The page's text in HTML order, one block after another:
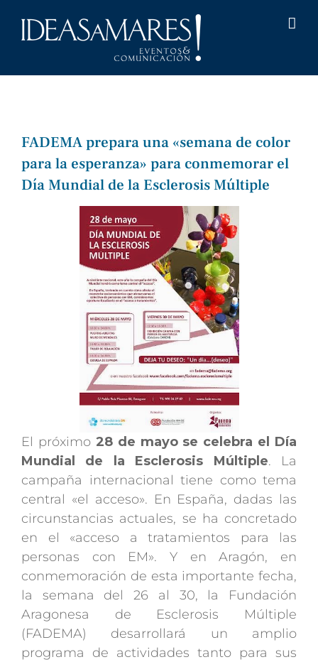
FADEMA prepara una «semana de color
para la esperanza» para conmemorar el
Día Mundial de la Esclerosis Múltiple
El próximo 28 de mayo se celebra el Día
Mundial de la Esclerosis Múltiple. La
campaña internacional tiene como tema
central «el acceso». En España, dadas las
circunstancias actuales, se ha concretado
en el «acceso a tratamientos para las
personas con EM». Y en Aragón, en
conmemoración de esta importante fecha,
la semana del 26 al 30, la Fundación
Aragonesa de Esclerosis Múltiple
(FADEMA) desarrollará un amplio
programa de actividades tanto para sus